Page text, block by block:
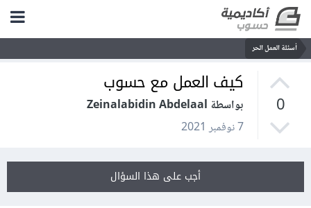
أسئلة العمل الحر
0
كيف العمل مع حسوب
بواسطة Zeinalabidin Abdelaal
7 نوفمبر 2021
أجب على هذا السؤال